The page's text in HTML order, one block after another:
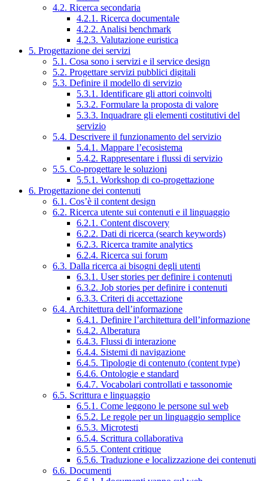
4.2. Ricerca secondaria
4.2.1. Ricerca documentale
4.2.2. Analisi benchmark
4.2.3. Valutazione euristica
5. Progettazione dei servizi
5.1. Cosa sono i servizi e il service design
5.2. Progettare servizi pubblici digitali
5.3. Definire il modello di servizio
5.3.1. Identificare gli attori coinvolti
5.3.2. Formulare la proposta di valore
5.3.3. Inquadrare gli elementi costitutivi del
servizio
5.4. Descrivere il funzionamento del servizio
5.4.1. Mappare l’ecosistema
5.4.2. Rappresentare i flussi di servizio
5.5. Co-progettare le soluzioni
5.5.1. Workshop di co-progettazione
6. Progettazione dei contenuti
6.1. Cos’è il content design
6.2. Ricerca utente sui contenuti e il linguaggio
6.2.1. Content discovery
6.2.2. Dati di ricerca (search keywords)
6.2.3. Ricerca tramite analytics
6.2.4. Ricerca sui forum
6.3. Dalla ricerca ai bisogni degli utenti
6.3.1. User stories per definire i contenuti
6.3.2. Job stories per definire i contenuti
6.3.3. Criteri di accettazione
6.4. Architettura dell’informazione
6.4.1. Definire l’architettura dell’informazione
6.4.2. Alberatura
6.4.3. Flussi di interazione
6.4.4. Sistemi di navigazione
6.4.5. Tipologie di contenuto (content type)
6.4.6. Ontologie e standard
6.4.7. Vocabolari controllati e tassonomie
6.5. Scrittura e linguaggio
6.5.1. Come leggono le persone sul web
6.5.2. Le regole per un linguaggio semplice
6.5.3. Microtesti
6.5.4. Scrittura collaborativa
6.5.5. Content critique
6.5.6. Traduzione e localizzazione dei contenuti
6.6. Documenti